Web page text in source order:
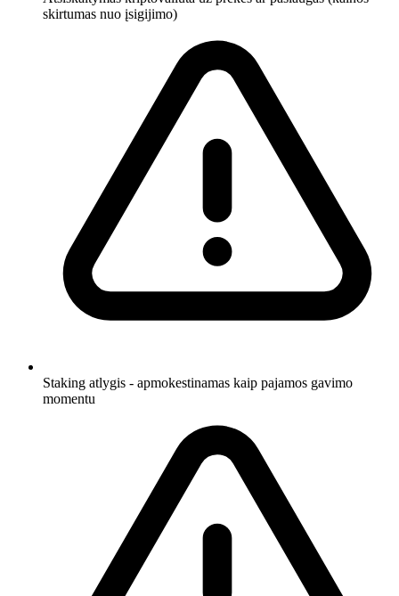
skirtumas nuo įsigijimo)
Staking atlygis - apmokestinamas kaip pajamos gavimo
momentu